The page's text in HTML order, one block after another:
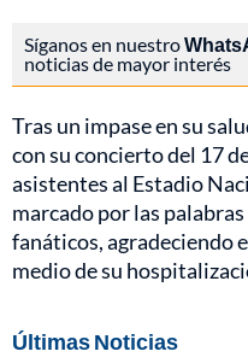
Síganos en nuestro
noticias de mayor interés
Tras un impase en su
con su concierto del 17
asistentes al Estadio
marcado por las
fanáticos, agradeciendo
medio de su
Últimas Noticias